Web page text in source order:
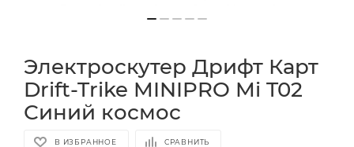
Электроскутер Дрифт Карт
Drift-Trike MINIPRO Mi T02
Синий космос
В ИЗБРАННОЕ СРАВНИТЬ